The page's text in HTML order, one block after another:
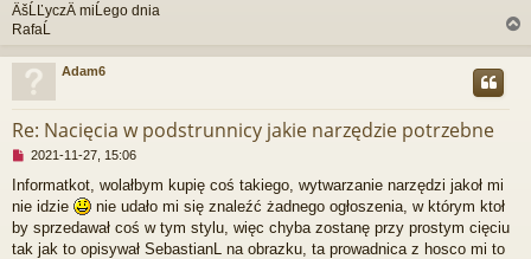
e
c
y
a
y
p
s
t
ÄšĹĽyczÄ miĹego dnia
RafaĹ
g
Adam6
Re: Nacięcia w podstrunnicy jakie narzędzie potrzebne
N
e
p
r
z
2021-11-27, 15:06
Informatkot, wolałbym kupię coś takiego, wytwarzanie narzędzi jakoł mi
nie idzie
nie udało mi się znaleźć żadnego ogłoszenia, w którym ktoł
by sprzedawał coś w tym stylu, więc chyba zostanę przy prostym cięciu
tak jak to opisywał SebastianL na obrazku, ta prowadnica z hosco mi to